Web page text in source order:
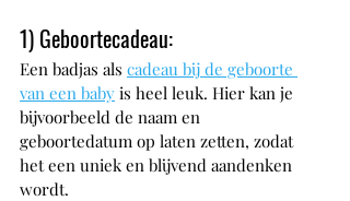
1) Geboortecadeau:
Een badjas als cadeau bij de geboorte
van een baby is heel leuk. Hier kan je
bijvoorbeeld de naam en
geboortedatum op laten zetten, zodat
het een uniek en blijvend aandenken
wordt.